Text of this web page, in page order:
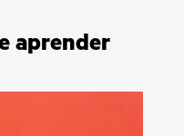
aprender